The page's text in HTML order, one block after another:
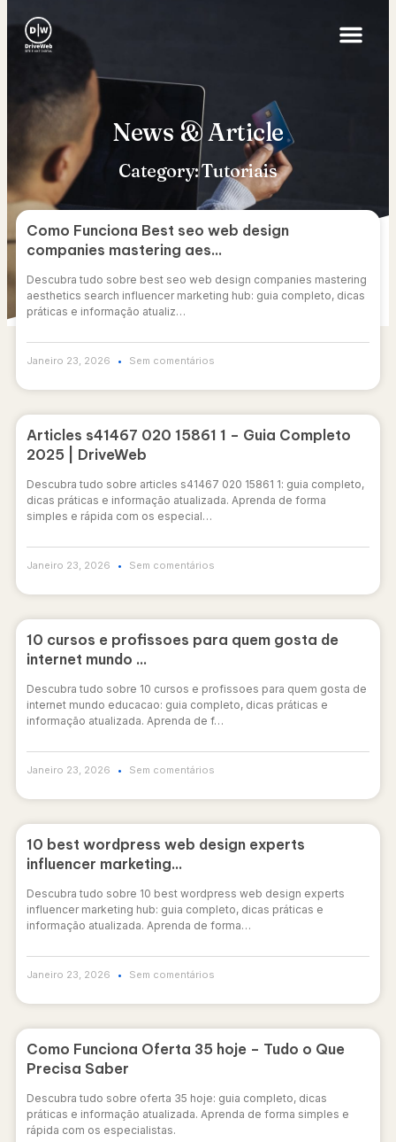
News & Article
Category: Tutoriais
Como Funciona Best seo web design
companies mastering aes…
Descubra tudo sobre best seo web design companies mastering
aesthetics search influencer marketing hub: guia completo, dicas
práticas e informação atualiz…
Janeiro 23, 2026 Sem comentários
Articles s41467 020 15861 1 – Guia Completo
2025 | DriveWeb
Descubra tudo sobre articles s41467 020 15861 1: guia completo,
dicas práticas e informação atualizada. Aprenda de forma
simples e rápida com os especial…
Janeiro 23, 2026 Sem comentários
10 cursos e profissoes para quem gosta de
internet mundo …
Descubra tudo sobre 10 cursos e profissoes para quem gosta de
internet mundo educacao: guia completo, dicas práticas e
informação atualizada. Aprenda de f…
Janeiro 23, 2026 Sem comentários
10 best wordpress web design experts
influencer marketing…
Descubra tudo sobre 10 best wordpress web design experts
influencer marketing hub: guia completo, dicas práticas e
informação atualizada. Aprenda de forma…
Janeiro 23, 2026 Sem comentários
Como Funciona Oferta 35 hoje – Tudo o Que
Precisa Saber
Descubra tudo sobre oferta 35 hoje: guia completo, dicas
práticas e informação atualizada. Aprenda de forma simples e
rápida com os especialistas.